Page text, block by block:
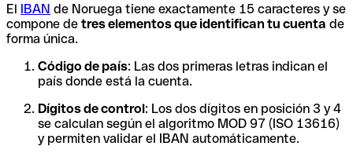
El IBAN de Noruega tiene exactamente 15 caracteres y se
compone de tres elementos que identifican tu cuenta de
forma única.
Código de país: Las dos primeras letras indican el
país donde está la cuenta.
Dígitos de control: Los dos dígitos en posición 3 y 4
se calculan según el algoritmo MOD 97 (ISO 13616)
y permiten validar el IBAN automáticamente.